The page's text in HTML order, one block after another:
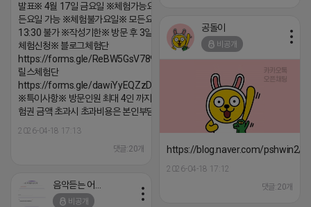
발표※ 4월 17일 금요일 ※체험가능요일※ 모
든요일 가능 ※체험불가요일※ 모든요일 12 ~
13:30 불가 ※작성기한※ 방문 후 3일 이내 ※
체험신청※ 블로그체험단
https://forms.gle/ReBW5GsV789ur2Pz6
릴스체험단
https://forms.gle/dawiYyEQZzDdqf8W8
※특이사항※ 방문인원 최대 4인 까지 가능 체
험권 금액 초과시 초과비용은 본인부담입니다.
2026-04-18 17:13
댓글:20개
공돌이
비공개
https://blog.naver.com/pshwin2/
2026-04-18 17:12
댓글:20개
비공개